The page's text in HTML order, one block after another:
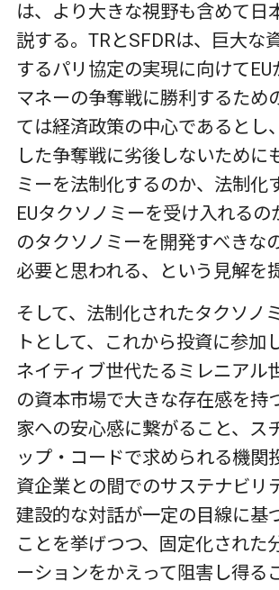
は、より大きな視野も含めて日
説する。TRとSFDRは、巨大な
するパリ協定の実現に向けて
マネーの争奪戦に勝利するため
ては経済政策の中心であるとし
した争奪戦に劣後しないために
ミーを法制化するのか、法制化
EUタクソノミーを受け入れるの
のタクソノミーを開発すべきな
必要と思われる、という見解を
そして、法制化されたタクソノ
トとして、これから投資に参加
ネイティブ世代たるミレニアル
の資本市場で大きな存在感を持
家への安心感に繋がること、ス
ップ・コードで求められる機関
資企業との間でのサステナビリ
建設的な対話が一定の目線に基
ことを挙げつつ、固定化された
ーションをかえって阻害し得る